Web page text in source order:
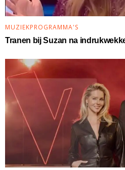
MUZIEKPROGRAMMA'S
Tranen bij Suzan na